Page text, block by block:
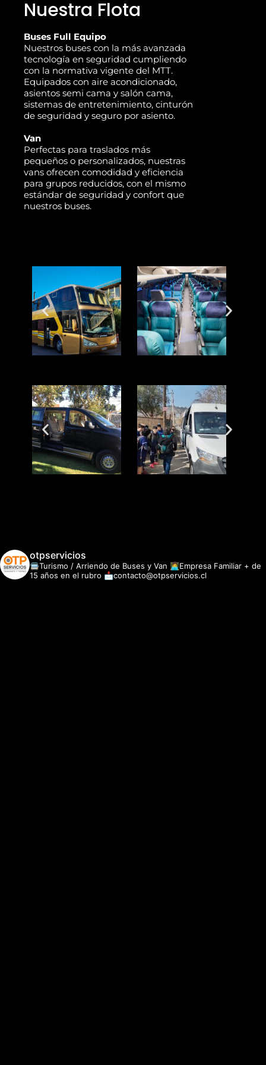
Nuestra Flota
Buses Full Equipo
Nuestros buses con la más avanzada
tecnología en seguridad cumpliendo
con la normativa vigente del MTT.
Equipados con aire acondicionado,
asientos semi cama y salón cama,
sistemas de entretenimiento, cinturón
de seguridad y seguro por asiento.
Van
Perfectas para traslados más
pequeños o personalizados, nuestras
vans ofrecen comodidad y eficiencia
para grupos reducidos, con el mismo
estándar de seguridad y confort que
nuestros buses.
otpservicios
🚍Turismo / Arriendo de Buses y Van 👩‍💻Empresa Familiar + de
15 años en el rubro 📩contacto@otpservicios.cl